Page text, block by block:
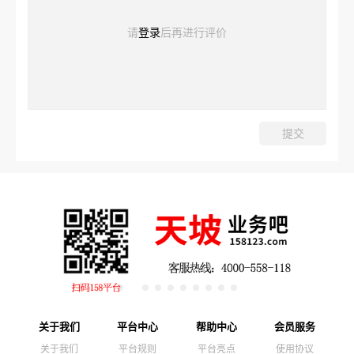
请登录后再进行评价
关于我们
关于我们
平台中心
平台规则
帮助中心
平台亮点
会员服务
使用协议